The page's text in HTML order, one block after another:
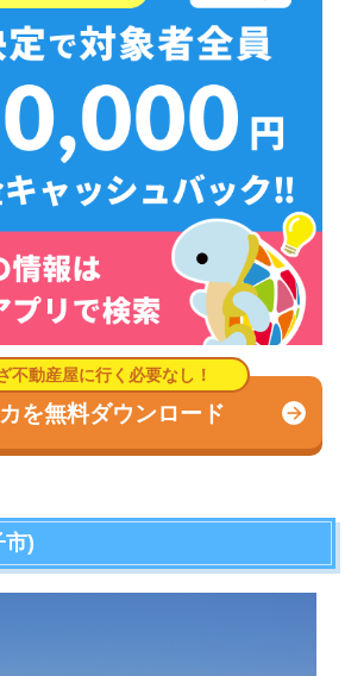
を無料ダウンロード
市)